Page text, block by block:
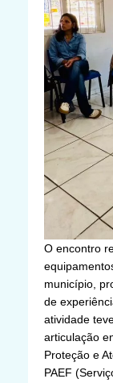
O encontro
município,
de
atividade
articulação
Proteção e
PAEF